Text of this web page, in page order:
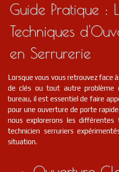
Guide Pratique :
Techniques
en Serrurerie
Lorsque vous vous retrouvez face
de clés ou tout autre problème
bureau, il est essentiel de faire
pour une ouverture de porte
nous explorerons les différentes
technicien serruriers
situation.